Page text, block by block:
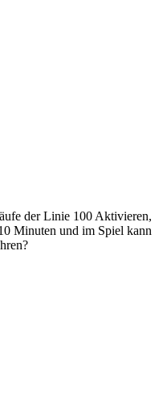
der Linie 100 Aktivieren,
Minuten und im Spiel kann